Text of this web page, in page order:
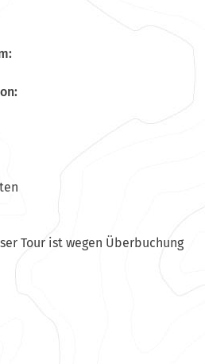
Tour ist wegen Überbuchung